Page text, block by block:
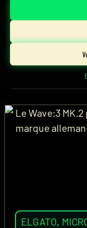
rivalité... Les
Lire
ELGATO,